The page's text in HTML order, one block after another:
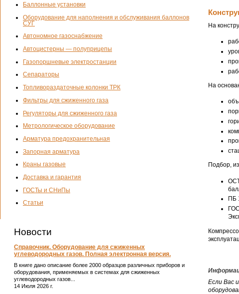
Баллонные установки
Оборудование для наполнения и обслуживания баллонов
СУГ
Автономное газоснабжение
Автоцистерны — полуприцепы
Газопоршневые электростанции
Сепараторы
Топливораздаточные колонки ТРК
Фильтры для сжиженного газа
Регуляторы для сжиженного газа
Метрологическое оборудование
Арматура предохранительная
Запорная арматура
Краны газовые
Доставка и гарантия
ГОСТы и СНиПы
Статьи
Новости
Справочник. Оборудование для сжиженных
углеводородных газов. Полная электронная версия.
В книге дано описание более 2000 образцов различных приборов и
оборудования, применяемых в системах для сжиженных
углеводородных газов...
14 Июля 2026 г.
На
На
Подбор,
ПБ
Если Вас